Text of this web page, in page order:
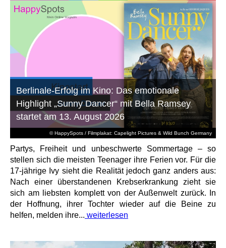
© HappySpots / Filmplakat: Capelight Pictures & Wild Bunch Germany
Berlinale-Erfolg im Kino: Das emotionale
Highlight „Sunny Dancer“ mit Bella Ramsey
startet am 13. August 2026
Partys, Freiheit und unbeschwerte Sommertage – so
stellen sich die meisten Teenager ihre Ferien vor. Für die
17-jährige Ivy sieht die Realität jedoch ganz anders aus:
Nach einer überstandenen Krebserkrankung zieht sie
sich am liebsten komplett von der Außenwelt zurück. In
der Hoffnung, ihrer Tochter wieder auf die Beine zu
helfen, melden ihre... weiterlesen